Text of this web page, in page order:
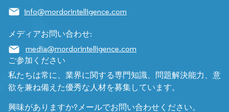
info@mordorintelligence.com
メディアお問い合わせ:
media@mordorintelligence.com
ご参加ください
私たちは常に、業界に関する専門知識、問題解決能力、意
欲を兼ね備えた優秀な人材を募集しています。
興味がありますか?メールでお問い合わせください。